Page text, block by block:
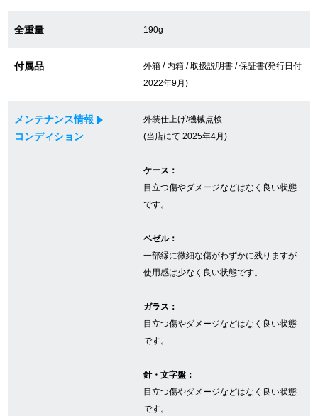
オーバーホールについて
GINZA RASINについて
店舗情報
全重量 190g
付属品
外箱 / 内箱 / 取扱説明書 / 保証書(発行日付
2022年9月)
メンテナンス情報
コンディション
外装仕上げ/機械点検
(当店にて 2025年4月)
ケース：
目立つ傷やダメージなどはなく良い状態
です。
ベゼル：
一部縁に微細な傷がわずかに残りますが
使用感は少なく良い状態です。
ガラス：
目立つ傷やダメージなどはなく良い状態
です。
針・文字盤：
目立つ傷やダメージなどはなく良い状態
です。